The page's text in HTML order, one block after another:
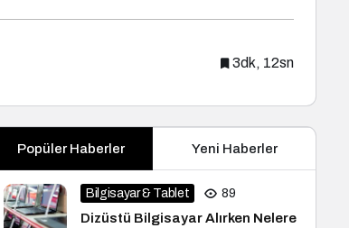
seçin.
3dk, 12sn
Popüler Haberler Yeni Haberler
Bilgisayar & Tablet 89
Dizüstü Bilgisayar Alırken Nelere